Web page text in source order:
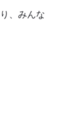
、みんな